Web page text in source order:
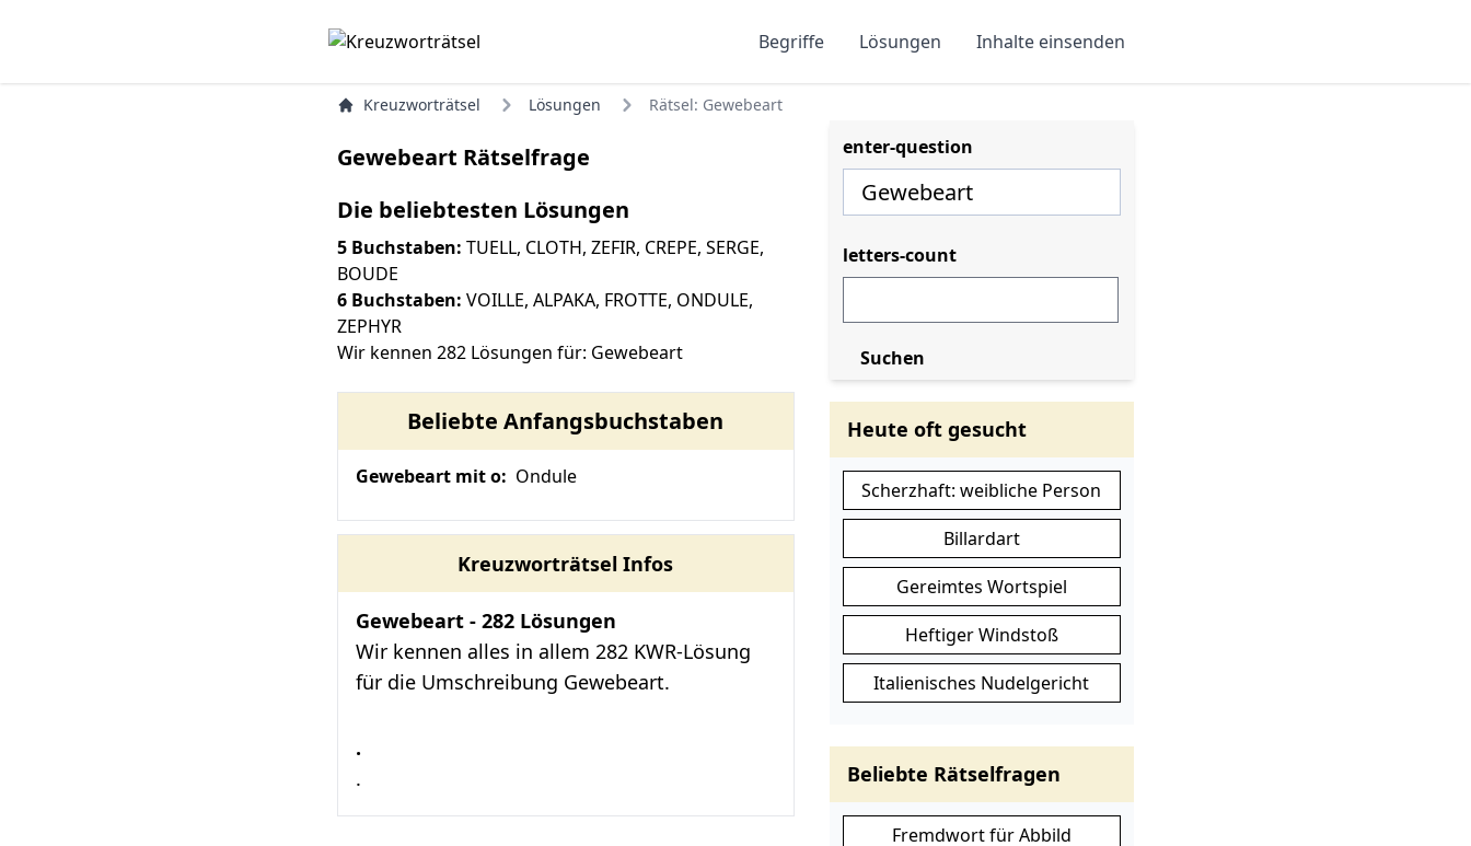
Begriffe Lösungen Inhalte einsenden
Kreuzworträtsel Lösungen Rätsel: Gewebeart
Gewebeart Rätselfrage
Die beliebtesten Lösungen
5 Buchstaben: TUELL, CLOTH, ZEFIR, CREPE, SERGE,
BOUDE
6 Buchstaben: VOILLE, ALPAKA, FROTTE, ONDULE,
ZEPHYR
Wir kennen 282 Lösungen für: Gewebeart
Beliebte Anfangsbuchstaben
Gewebeart mit o: Ondule
Kreuzworträtsel Infos
Gewebeart - 282 Lösungen
Wir kennen alles in allem 282 KWR-Lösung
für die Umschreibung Gewebeart.
.
.
enter-question
letters-count
Suchen
Heute oft gesucht
Scherzhaft: weibliche Person
Billardart
Gereimtes Wortspiel
Heftiger Windstoß
Italienisches Nudelgericht
Beliebte Rätselfragen
Fremdwort für Abbild